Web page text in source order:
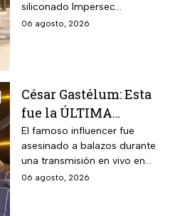
años con caucho
reciclado de 19 litros
siliconado Impersec
formulado con hasta 60 por
térmicas frente al frío y calor,
reducción del paso de ruidos
exteriores y aplicación directa
mediante cepillo de ixtle sin
necesidad de tela de refuerzo
06 agosto, 2026
César Gastélum: Esta
fue la ÚLTIMA
publicación del
influencer en redes
sociales: “La cita
fresita” | VIDEO
El famoso influencer fue
asesinado a balazos durante
una transmisión en vivo en
calles del municipio de
06 agosto, 2026